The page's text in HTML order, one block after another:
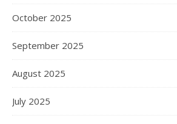
October 2025
September 2025
August 2025
July 2025